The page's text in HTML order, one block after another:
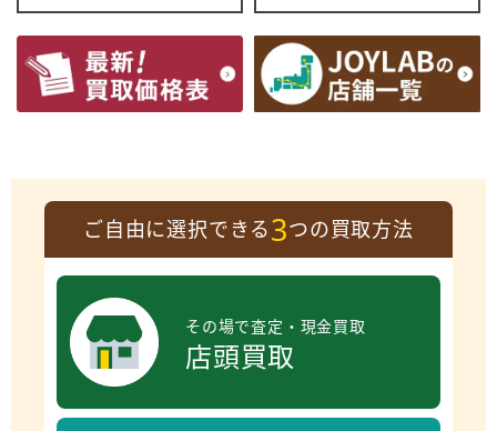
ご自由に選択できる3つの買取方法
その場で査定・現金買取
店頭買取